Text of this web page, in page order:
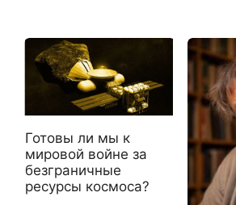
Готовы ли мы к
мировой войне за
безграничные
ресурсы космоса?